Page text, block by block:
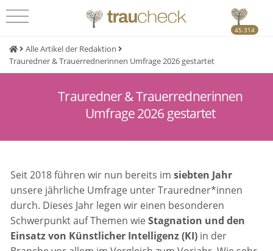
45.314
Alle Artikel der Redaktion
Trauredner & Trauerrednerinnen Umfrage 2026 gestartet
Trauredner & Trauerrednerinnen
Umfrage 2026 gestartet
Seit 2018 führen wir nun bereits imsiebten Jahr
unsere jährliche Umfrage unter Trauredner*innen
durch. Dieses Jahr legen wir einen besonderen
Schwerpunkt auf Themen wieStagnation und den
Einsatz von Künstlicher Intelligenz (KI) in der